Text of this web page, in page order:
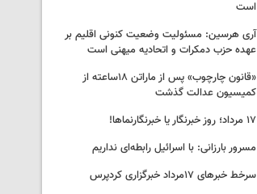
است
آری هرسین: مسئولیت وضعیت کنونی اقلیم بر
عهده حزب دمکرات و اتحادیه میهنی است
«قانون چارچوب» پس از ماراتن ۱۸ساعته از
کمیسیون عدالت گذشت
١٧ مرداد؛ روز خبرنگار یا خبرنگارنماها!
مسرور بارزانی: با اسرائیل رابطه‌ای نداریم
سرخط خبرهای ۱۷مرداد خبرگزاری کردپرس